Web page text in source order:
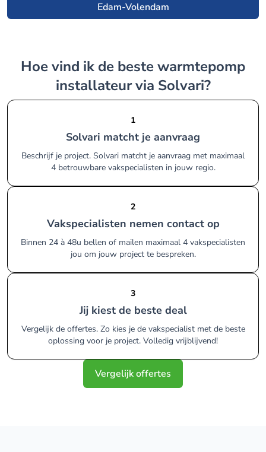
Edam-Volendam
Hoe vind ik de beste warmtepomp
installateur via Solvari?
1
Solvari matcht je aanvraag
Beschrijf je project. Solvari matcht je aanvraag met maximaal
4 betrouwbare vakspecialisten in jouw regio.
2
Vakspecialisten nemen contact op
Binnen 24 à 48u bellen of mailen maximaal 4 vakspecialisten
jou om jouw project te bespreken.
3
Jij kiest de beste deal
Vergelijk de offertes. Zo kies je de vakspecialist met de beste
oplossing voor je project. Volledig vrijblijvend!
Vergelijk offertes